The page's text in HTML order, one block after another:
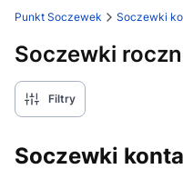
Punkt Soczewek Soczewki
Soczewki
Filtry
Soczewki